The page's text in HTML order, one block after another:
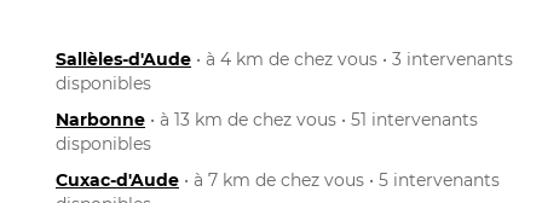
Sallèles-d'Aude • à 4 km de chez vous • 3 intervenants
disponibles
Narbonne • à 13 km de chez vous • 51 intervenants
disponibles
Cuxac-d'Aude • à 7 km de chez vous • 5 intervenants